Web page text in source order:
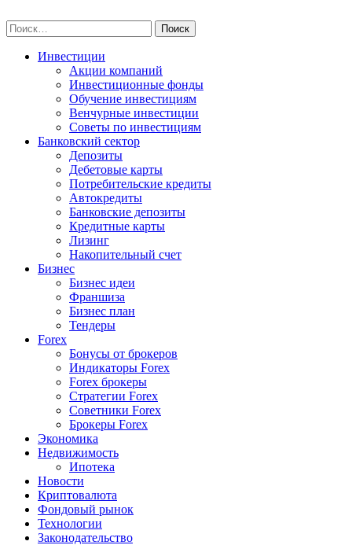
to
content
Найти:
Инвестиции
Акции компаний
Инвестиционные фонды
Обучение инвестициям
Венчурные инвестиции
Советы по инвестициям
Банковский сектор
Депозиты
Дебетовые карты
Потребительские кредиты
Автокредиты
Банковские депозиты
Кредитные карты
Лизинг
Накопительный счет
Бизнес
Бизнес идеи
Франшиза
Бизнес план
Тендеры
Forex
Бонусы от брокеров
Индикаторы Forex
Forex брокеры
Стратегии Forex
Советники Forex
Брокеры Forex
Экономика
Недвижимость
Ипотека
Новости
Криптовалюта
Фондовый рынок
Технологии
Законодательство